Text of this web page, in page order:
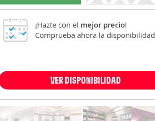
¡Hazte con el mejor precio!
Comprueba ahora la disponibilidad
VER DISPONIBILIDAD